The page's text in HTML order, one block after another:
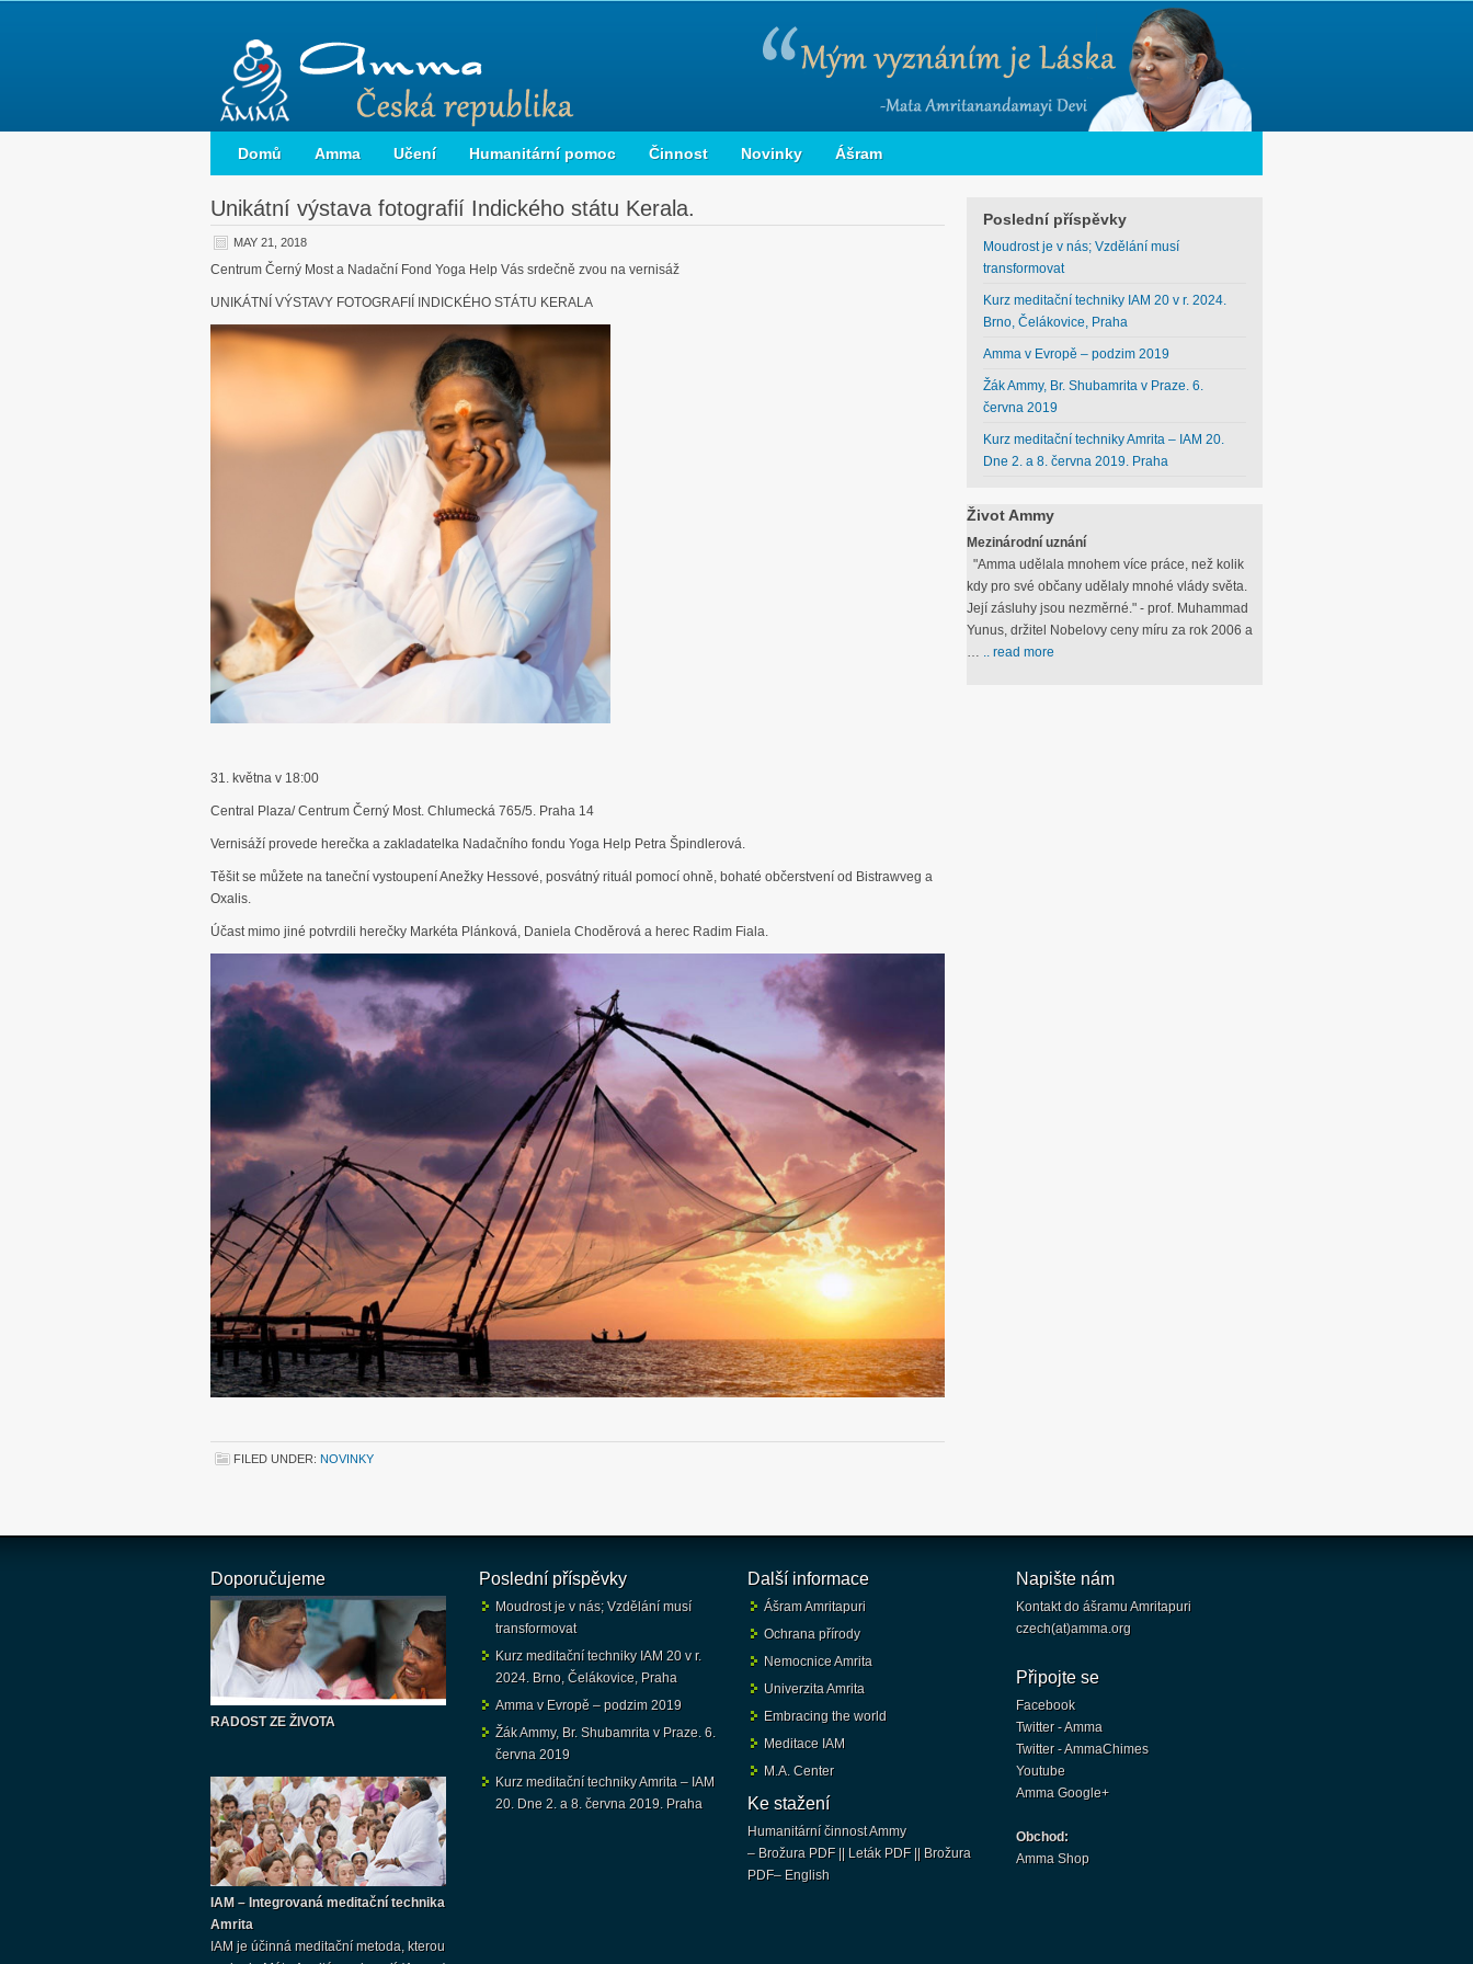
Domů Amma Učení Humanitární pomoc Činnost Novinky Ášram
Unikátní výstava fotografií Indického státu Kerala.
MAY 21, 2018
Centrum Černý Most a Nadační Fond Yoga Help Vás srdečně zvou na vernisáž
UNIKÁTNÍ VÝSTAVY FOTOGRAFIÍ INDICKÉHO STÁTU KERALA
31. května v 18:00
Central Plaza/ Centrum Černý Most. Chlumecká 765/5. Praha 14
Vernisáží provede herečka a zakladatelka Nadačního fondu Yoga Help Petra Špindlerová.
Těšit se můžete na taneční vystoupení Anežky Hessové, posvátný rituál pomocí ohně, bohaté občerstvení od Bistrawveg a
Oxalis.
Účast mimo jiné potvrdili herečky Markéta Plánková, Daniela Choděrová a herec Radim Fiala.
FILED UNDER: NOVINKY
Poslední příspěvky
Moudrost je v nás; Vzdělání musí
transformovat
Kurz meditační techniky IAM 20 v r. 2024.
Brno, Čelákovice, Praha
Amma v Evropě – podzim 2019
Žák Ammy, Br. Shubamrita v Praze. 6.
června 2019
Kurz meditační techniky Amrita – IAM 20.
Dne 2. a 8. června 2019. Praha
Život Ammy
Mezinárodní uznání
"Amma udělala mnohem více práce, než kolik
kdy pro své občany udělaly mnohé vlády světa.
Její zásluhy jsou nezměrné." - prof. Muhammad
Yunus, držitel Nobelovy ceny míru za rok 2006 a
… .. read more
Doporučujeme
RADOST ZE ŽIVOTA
IAM – Integrovaná meditační technika
Amrita
IAM je účinná meditační metoda, kterou
Poslední příspěvky
Moudrost je v nás; Vzdělání musí
transformovat
Kurz meditační techniky IAM 20 v r.
2024. Brno, Čelákovice, Praha
Amma v Evropě – podzim 2019
Žák Ammy, Br. Shubamrita v Praze. 6.
června 2019
Kurz meditační techniky Amrita – IAM
20. Dne 2. a 8. června 2019. Praha
Další informace
Ášram Amritapuri
Ochrana přírody
Nemocnice Amrita
Univerzita Amrita
Embracing the world
Meditace IAM
M.A. Center
Ke stažení
Humanitární činnost Ammy
– Brožura PDF|| Leták PDF|| Brožura
PDF– English
Napište nám
Kontakt do ášramu Amritapuri
czech(at)amma.org
Připojte se
Facebook
Twitter - Amma
Twitter - AmmaChimes
Youtube
Amma Google+
Obchod:
Amma Shop